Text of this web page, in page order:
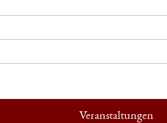
Veranstaltungen